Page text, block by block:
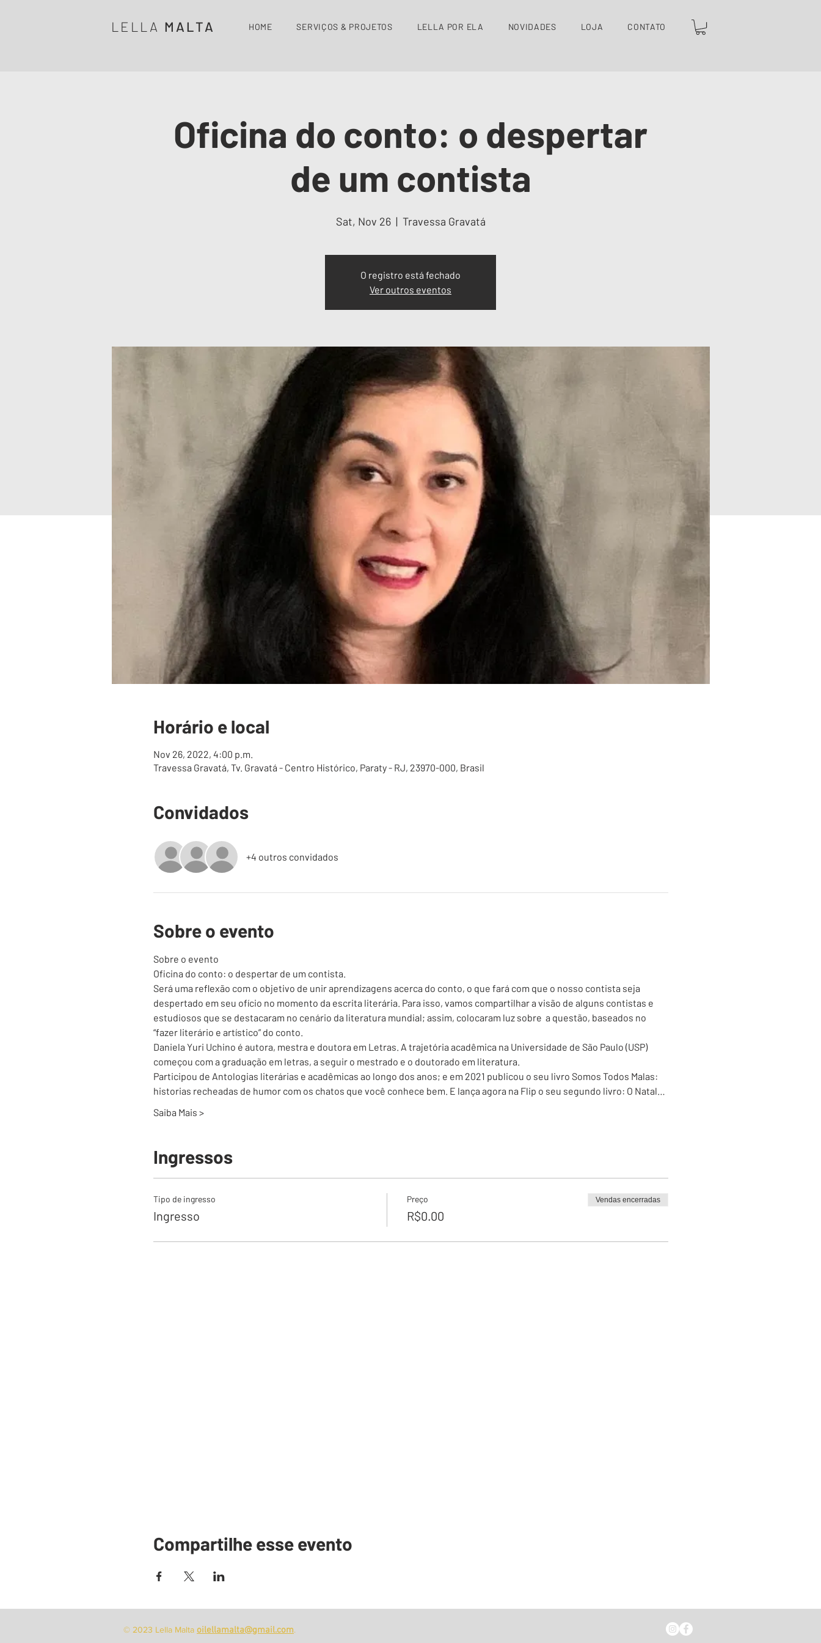
LELLA MALTA HOME SERVIÇOS & PROJETOS LELLA POR ELA NOVIDADES LOJA CONTATO
Oficina do conto: o despertar
de um contista
Sat, Nov 26
  |
Travessa Gravatá
O registro está fechado
Ver outros eventos
Horário e local
Nov 26, 2022, 4:00 p.m.
Travessa Gravatá, Tv. Gravatá - Centro Histórico, Paraty - RJ, 23970-000, Brasil
Convidados
+4 outros convidados
Sobre o evento
Sobre o evento
Oficina do conto: o despertar de um contista.
Será uma reflexão com o objetivo de unir aprendizagens acerca do conto, o que fará com que o nosso contista seja
despertado em seu ofício no momento da escrita literária. Para isso, vamos compartilhar a visão de alguns contistas e
estudiosos que se destacaram no cenário da literatura mundial; assim, colocaram luz sobre  a questão, baseados no
“fazer literário e artístico” do conto.
Daniela Yuri Uchino é autora, mestra e doutora em Letras. A trajetória acadêmica na Universidade de São Paulo (USP)
começou com a graduação em letras, a seguir o mestrado e o doutorado em literatura.
Participou de Antologias literárias e acadêmicas ao longo dos anos; e em 2021 publicou o seu livro Somos Todos Malas:
historias recheadas de humor com os chatos que você conhece bem. E lança agora na Flip o seu segundo livro: O Natal…
Saiba Mais >
Ingressos
Tipo de ingresso
Ingresso
Preço
R$0.00
Vendas encerradas
Compartilhe esse evento
© 2023 Lella Malta oilellamalta@gmail.com.